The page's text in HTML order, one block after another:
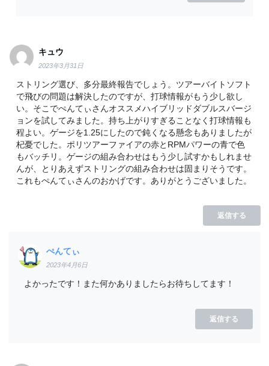
キュウ
2023年3月31日
ストリング選び、多分最終報告でしょう。ツアーバイトソフト
で飛びの問題は解決したのですが、打球情報がもう少し欲し
い。そこでぺんてぃさんオススメハイブリッドダブルスバージ
ョンを試してみました。持ち上がりすぎることなく打球情報も
程よい。ゲージを1.25にしたので鈍くなる懸念もありましたが
杞憂でした。ポリツアーファイアの赤とRPMパワーの青で色
もバッチリ。ゲージの組み合わせはもう少し試すかもしれませ
んが、とりあえずストリングの組み合わせは固まりそうです。
これもぺんてぃさんのおかげです。ありがとうございました。
返信する
ぺんてぃ
2023年4月6日
よかったです！また何かありましたらお待ちしてます！
返信する